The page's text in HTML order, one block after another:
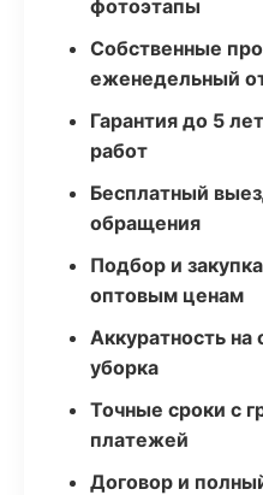
фотоэтапы
Собственные
еженедельный
Гарантия до 5
работ
Бесплатный
обращения
Подбор и
оптовым ценам
Аккуратность на
уборка
Точные сроки с
платежей
Договор и